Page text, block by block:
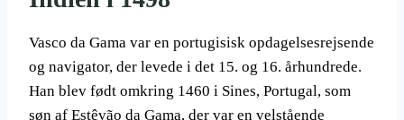
Vasco da Gama var en portugisisk opdagelsesrejsende
og navigator, der levede i det 15. og 16. århundrede.
Han blev født omkring 1460 i Sines, Portugal, som
søn af Estêvão da Gama, der var en velstående